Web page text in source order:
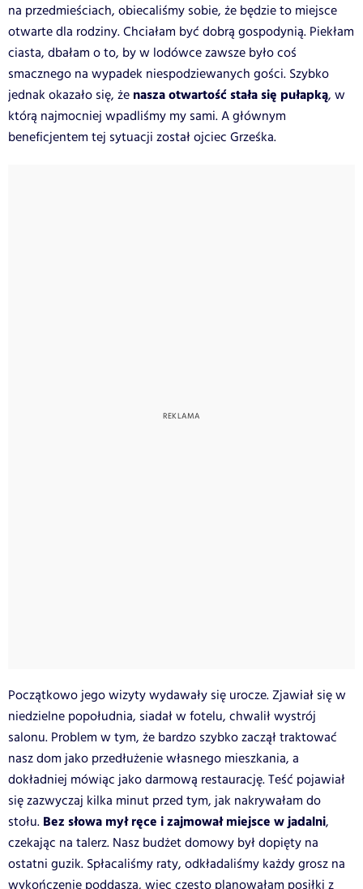
na przedmieściach, obiecaliśmy sobie, że będzie to miejsce
otwarte dla rodziny. Chciałam być dobrą gospodynią. Piekłam
ciasta, dbałam o to, by w lodówce zawsze było coś
smacznego na wypadek niespodziewanych gości. Szybko
jednak okazało się, że nasza otwartość stała się pułapką, w
którą najmocniej wpadliśmy my sami. A głównym
beneficjentem tej sytuacji został ojciec Grześka.
Początkowo jego wizyty wydawały się urocze. Zjawiał się w
niedzielne popołudnia, siadał w fotelu, chwalił wystrój
salonu. Problem w tym, że bardzo szybko zaczął traktować
nasz dom jako przedłużenie własnego mieszkania, a
dokładniej mówiąc jako darmową restaurację. Teść pojawiał
się zazwyczaj kilka minut przed tym, jak nakrywałam do
stołu. Bez słowa mył ręce i zajmował miejsce w jadalni,
czekając na talerz. Nasz budżet domowy był dopięty na
ostatni guzik. Spłacaliśmy raty, odkładaliśmy każdy grosz na
wykończenie poddasza, więc często planowałam posiłki z